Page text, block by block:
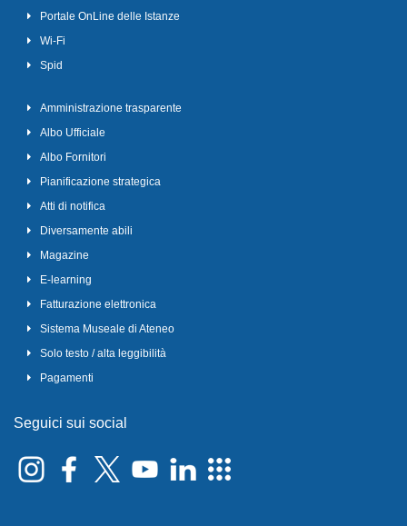
Portale OnLine delle Istanze
Wi-Fi
Spid
Amministrazione trasparente
Albo Ufficiale
Albo Fornitori
Pianificazione strategica
Atti di notifica
Diversamente abili
Magazine
E-learning
Fatturazione elettronica
Sistema Museale di Ateneo
Solo testo / alta leggibilità
Pagamenti
Seguici sui social